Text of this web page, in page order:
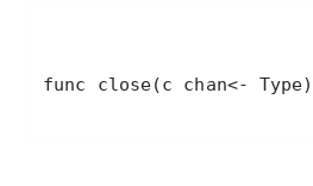
func close(c chan<- Type)